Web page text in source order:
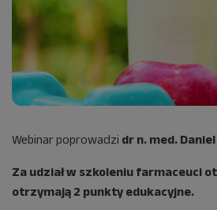
Webinar poprowadzi dr n. med. Daniel
Za udział w szkoleniu farmaceuci
otrzymają 2 punkty edukacyjne.